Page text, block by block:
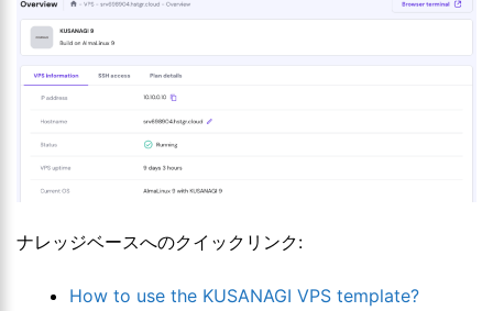
ナレッジベースへのクイックリンク:
How to use the KUSANAGI VPS template?